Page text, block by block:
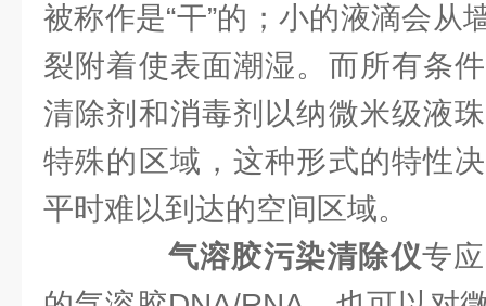
被称作是“干”的；小的液滴会从
裂附着使表面潮湿。而所有条
清除剂和消毒剂以纳微米级液
特殊的区域，这种形式的特性
平时难以到达的空间区域。
气溶胶污染清除仪专